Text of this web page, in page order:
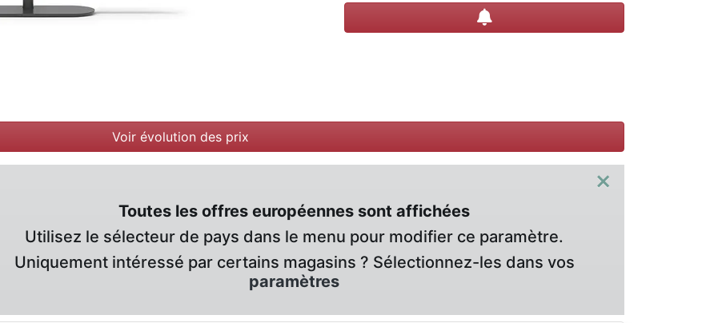
Créer une alerte
Voir évolution des prix
×
Toutes les offres européennes sont affichées
Utilisez le sélecteur de pays dans le menu pour modifier ce paramètre.
Uniquement intéressé par certains magasins ? Sélectionnez-les dans vos
paramètres